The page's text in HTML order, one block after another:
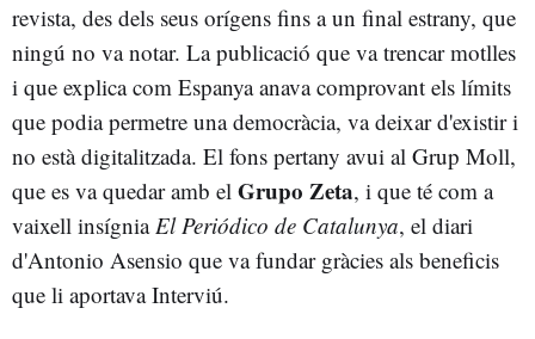
revista, des dels seus orígens fins a un final estrany, que
ningú no va notar. La publicació que va trencar motlles
i que explica com Espanya anava comprovant els límits
que podia permetre una democràcia, va deixar d'existir i
no està digitalitzada. El fons pertany avui al Grup Moll,
que es va quedar amb el Grupo Zeta, i que té com a
vaixell insígnia El Periódico de Catalunya, el diari
d'Antonio Asensio que va fundar gràcies als beneficis
que li aportava Interviú.